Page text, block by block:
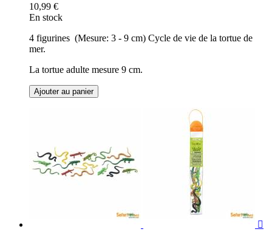
10,99 €
En stock
4 figurines (Mesure: 3 - 9 cm) Cycle de vie de la tortue de
mer.
La tortue adulte mesure 9 cm.
Ajouter au panier
